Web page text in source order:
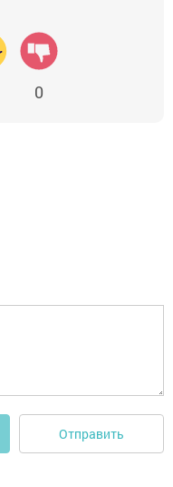
0
Отправить